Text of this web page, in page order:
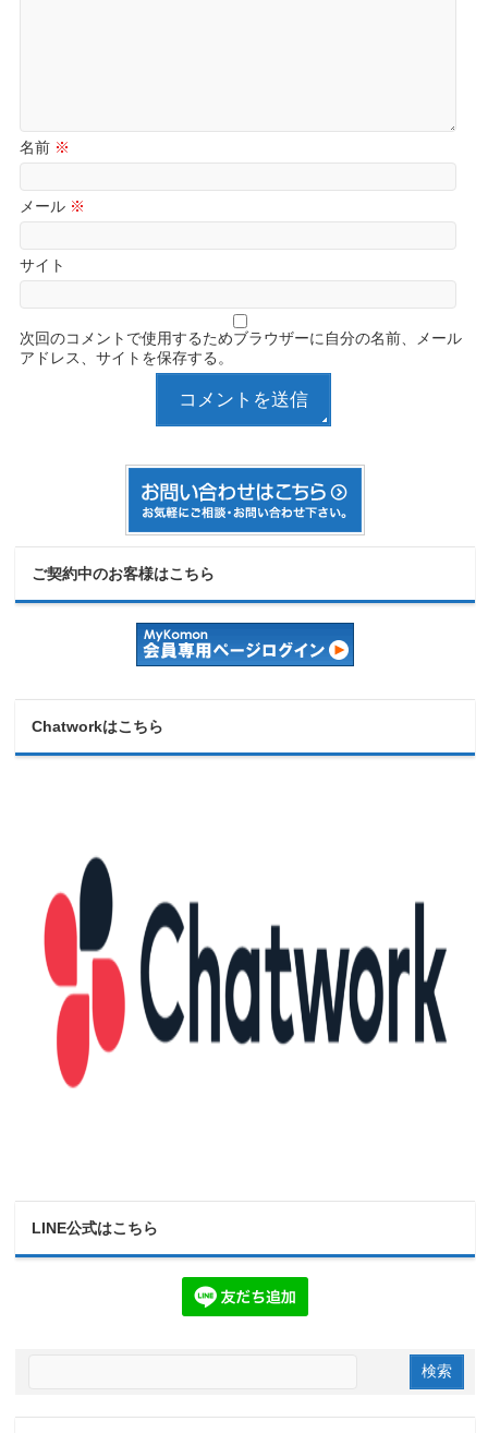
名前 ※
メール ※
サイト
次回のコメントで使用するためブラウザーに自分の名前、メール
アドレス、サイトを保存する。
ご契約中のお客様はこちら
Chatworkはこちら
LINE公式はこちら